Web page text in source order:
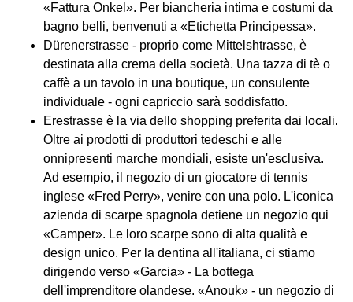
«Fattura Onkel». Per biancheria intima e costumi da
bagno belli, benvenuti a «Etichetta Principessa».
Dürenerstrasse - proprio come Mittelshtrasse, è
destinata alla crema della società. Una tazza di tè o
caffè a un tavolo in una boutique, un consulente
individuale - ogni capriccio sarà soddisfatto.
Erestrasse è la via dello shopping preferita dai locali.
Oltre ai prodotti di produttori tedeschi e alle
onnipresenti marche mondiali, esiste un'esclusiva.
Ad esempio, il negozio di un giocatore di tennis
inglese «Fred Perry», venire con una polo. L'iconica
azienda di scarpe spagnola detiene un negozio qui
«Camper». Le loro scarpe sono di alta qualità e
design unico. Per la dentina all'italiana, ci stiamo
dirigendo verso «Garcia» - La bottega
dell'imprenditore olandese. «Anouk» - un negozio di